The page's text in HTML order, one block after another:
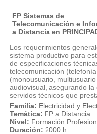
FP Sistemas de
Telecomunicación e
a Distancia en
Los requerimientos
sistema productivo para
de especificaciones
telecomunicación
(monousuario,
audiovisual, asegurando
servidos técnicos que
Familia: Electricidad y
Temática: FP a Distancia
Nivel: Formación
Duración: 2000 h.